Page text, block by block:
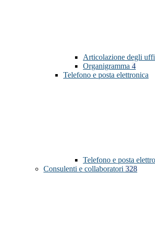
Articolazione degli
Organigramma 4
Telefono e posta elettronica
Telefono e posta
Consulenti e collaboratori 328